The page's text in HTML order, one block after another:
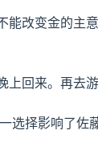
改变金的主
回来。再去游
择影响了